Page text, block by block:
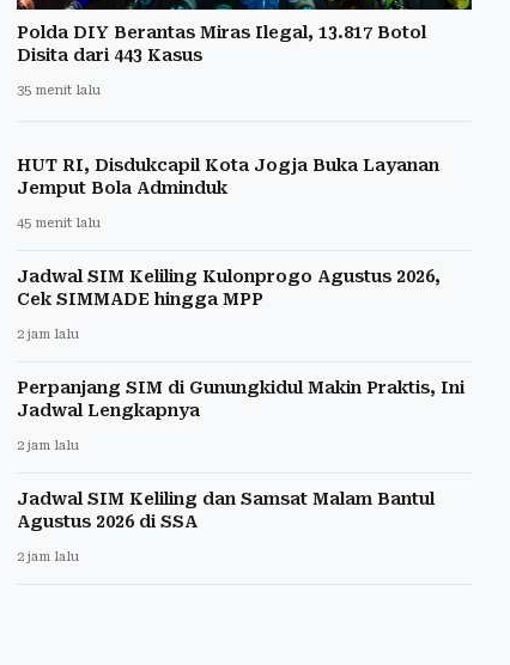
Polda DIY Berantas Miras Ilegal, 13.817 Botol
Disita dari 443 Kasus
35 menit lalu
HUT RI, Disdukcapil Kota Jogja Buka Layanan
Jemput Bola Adminduk
45 menit lalu
Jadwal SIM Keliling Kulonprogo Agustus 2026,
Cek SIMMADE hingga MPP
2 jam lalu
Perpanjang SIM di Gunungkidul Makin Praktis, Ini
Jadwal Lengkapnya
2 jam lalu
Jadwal SIM Keliling dan Samsat Malam Bantul
Agustus 2026 di SSA
2 jam lalu